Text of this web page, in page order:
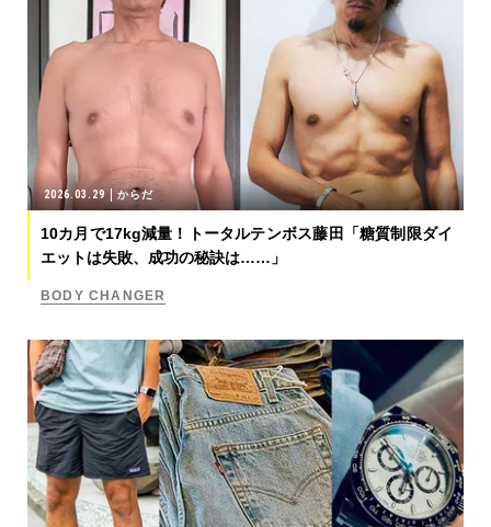
2026.03.29 からだ
10カ月で17kg減量！トータルテンボス藤田「糖質制限ダイ
エットは失敗、成功の秘訣は……」
BODY CHANGER